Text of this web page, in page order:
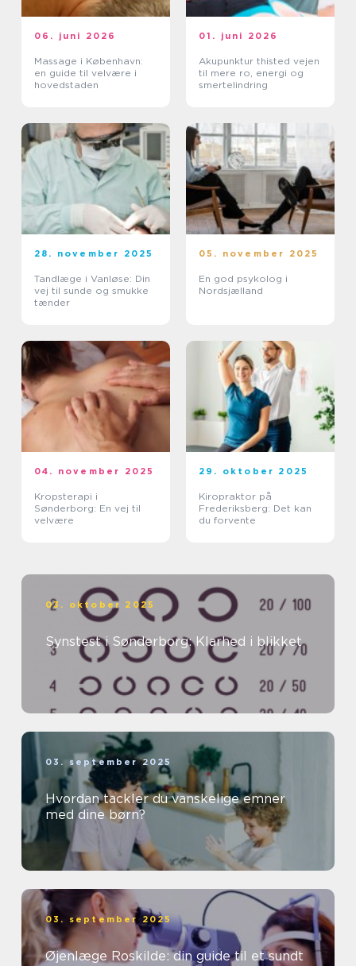
06. juni 2026
Massage i København:
en guide til velvære i
hovedstaden
01. juni 2026
Akupunktur thisted vejen
til mere ro, energi og
smertelindring
28. november 2025
Tandlæge i Vanløse: Din
vej til sunde og smukke
tænder
05. november 2025
En god psykolog i
Nordsjælland
04. november 2025
Kropsterapi i
Sønderborg: En vej til
velvære
29. oktober 2025
Kiropraktor på
Frederiksberg: Det kan
du forvente
03. oktober 2025
Synstest i Sønderborg: Klarhed i blikket
03. september 2025
Hvordan tackler du vanskelige emner
med dine børn?
03. september 2025
Øjenlæge Roskilde: din guide til et sundt